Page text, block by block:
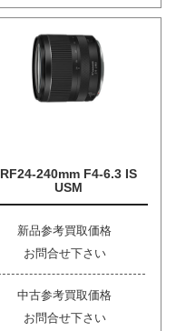
RF24-240mm F4-6.3 IS
USM
新品参考買取価格
お問合せ下さい
中古参考買取価格
お問合せ下さい